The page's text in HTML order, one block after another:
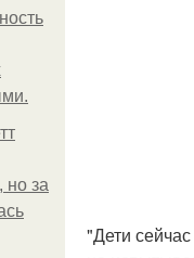
но за
"Дети